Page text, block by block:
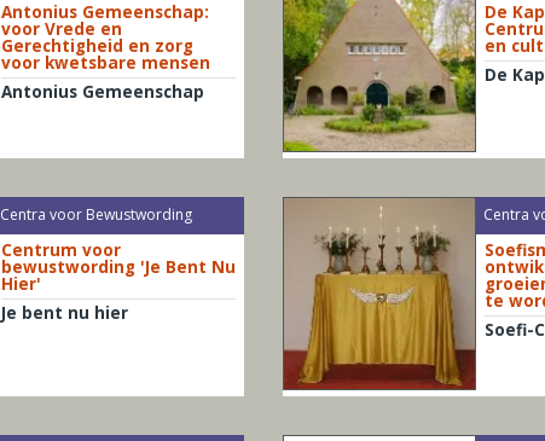
Antonius Gemeenschap:
voor Vrede en
Gerechtigheid en zorg
voor kwetsbare mensen
Antonius Gemeenschap
De
en
De
Centra voor Bewustwording
Centrum voor
bewustwording 'Je Bent Nu
Hier'
Je bent nu hier
Centra
te
Soefi-